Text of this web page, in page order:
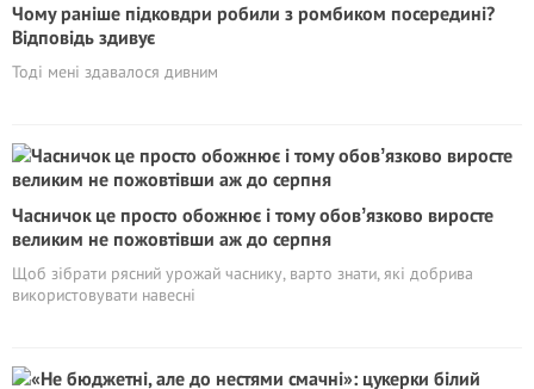
Чому раніше підковдри робили з ромбиком посередині?
Відповідь здивує
Тоді мені здавалося дивним
Часничок це просто обожнює і тому обовʼязково виросте
великим не пожовтівши аж до серпня
Щоб зібрати рясний урожай часнику, варто знати, які добрива
використовувати навесні